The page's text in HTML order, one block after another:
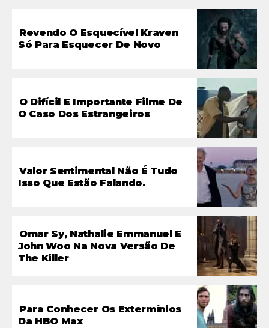
Revendo O Esquecível Kraven
Só Para Esquecer De Novo
O Difícil E Importante Filme De
O Caso Dos Estrangeiros
Valor Sentimental Não É Tudo
Isso Que Estão Falando.
Omar Sy, Nathalie Emmanuel E
John Woo Na Nova Versão De
The Killer
Para Conhecer Os Extermínios
Da HBO Max